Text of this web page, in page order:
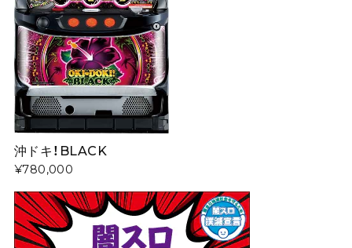
沖ドキ！BLACK
¥780,000